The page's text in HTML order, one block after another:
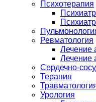
Психотерапия
Ревматология
Лечение
Лечение
Сердечно-
Терапия
Урология